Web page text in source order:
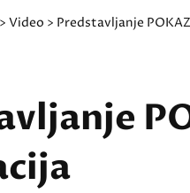
>Video > Predstavljanje